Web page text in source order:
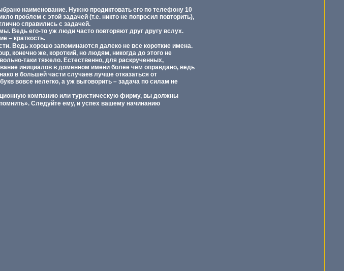
наименование. Нужно продиктовать его по телефону 10
проблем с этой задачей (т.е. никто не попросил повторить),
справились с задачей.
Ведь его-то уж люди часто повторяют друг другу вслух.
– краткость.
Ведь хорошо запоминаются далеко не все короткие имена.
конечно же, короткий, но людям, никогда до этого не
таки тяжело. Естественно, для раскрученных,
инициалов в доменном имени более чем оправдано, ведь
в большей части случаев лучше отказаться от
вовсе нелегко, а уж выговорить – задача по силам не
компанию или туристическую фирму, вы должны
Следуйте ему, и успех вашему начинанию